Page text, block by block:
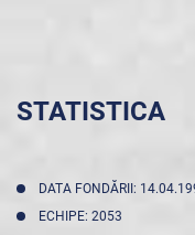
STATISTICA
DATA FONDĂRII:
ECHIPE: 2053